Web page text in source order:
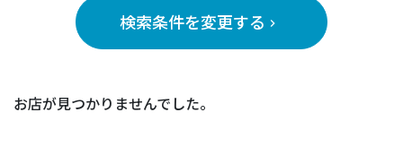
検索条件を変更する keyboard_arrow_right
お店が見つかりませんでした。